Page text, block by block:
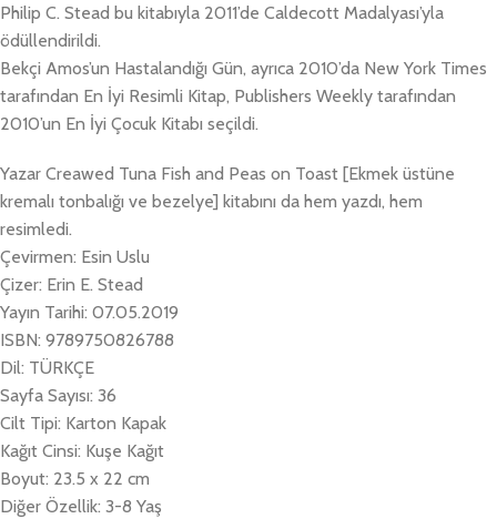
Philip C. Stead bu kitabıyla 2011’de Caldecott Madalyası’yla
ödüllendirildi.
Bekçi Amos’un Hastalandığı Gün, ayrıca 2010’da New York Times
tarafından En İyi Resimli Kitap, Publishers Weekly tarafından
2010’un En İyi Çocuk Kitabı seçildi.
Yazar Creawed Tuna Fish and Peas on Toast [Ekmek üstüne
kremalı tonbalığı ve bezelye] kitabını da hem yazdı, hem
resimledi.
Çevirmen: Esin Uslu
Çizer: Erin E. Stead
Yayın Tarihi: 07.05.2019
ISBN: 9789750826788
Dil: TÜRKÇE
Sayfa Sayısı: 36
Cilt Tipi: Karton Kapak
Kağıt Cinsi: Kuşe Kağıt
Boyut: 23.5 x 22 cm
Diğer Özellik: 3-8 Yaş